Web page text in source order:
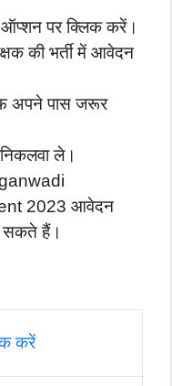
ऑप्शन पर क्लिक करें।
की भर्ती में आवेदन
अपने पास जरूर
ले।
2023 आवेदन
सकते हैं।
करें